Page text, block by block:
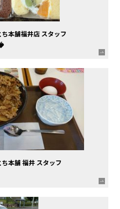
ち本舗福井店 スタッフ
ち本舗 福井 スタッフ